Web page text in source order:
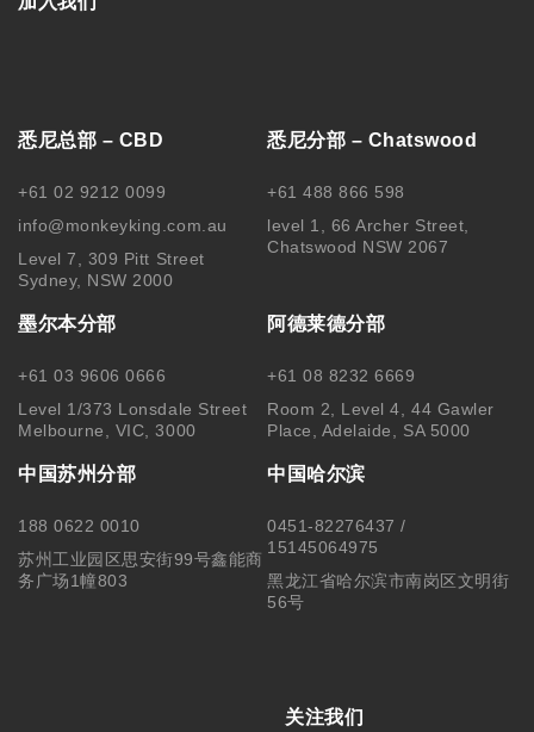
悉尼总部 – CBD
+61 02 9212 0099
info@monkeyking.com.au
Level 7, 309 Pitt Street
Sydney, NSW 2000
悉尼分部 – Chatswood
+61 488 866 598
level 1, 66 Archer Street,
Chatswood NSW 2067
墨尔本分部
+61 03 9606 0666
Level 1/373 Lonsdale Street
Melbourne, VIC, 3000
阿德莱德分部
+61 08 8232 6669
Room 2, Level 4, 44 Gawler
Place, Adelaide, SA 5000
中国苏州分部
188 0622 0010
苏州工业园区思安街99号鑫能商
务广场1幢803
中国哈尔滨
0451-82276437 /
15145064975
黑龙江省哈尔滨市南岗区文明街
56号
关注我们